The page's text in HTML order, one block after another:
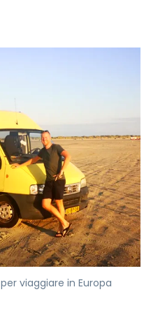
viaggiare in Europa